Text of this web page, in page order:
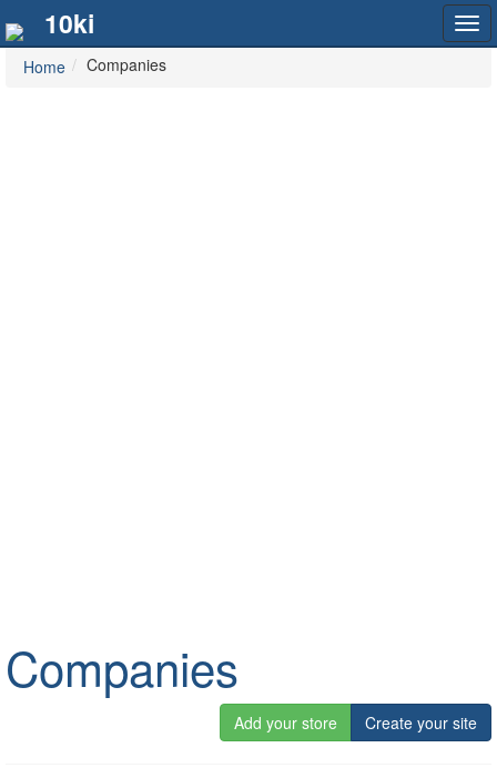
10ki
Home Companies
Companies
Add your store Create your site